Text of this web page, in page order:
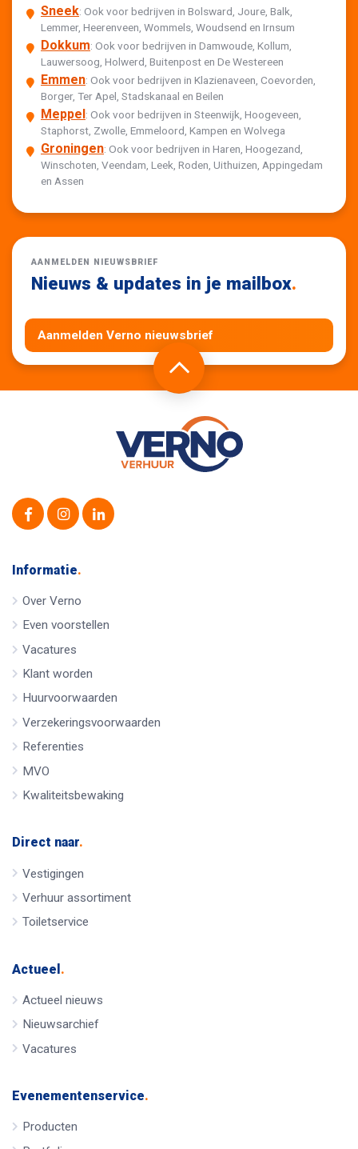
Sneek: Ook voor bedrijven in Bolsward, Joure, Balk,
Lemmer, Heerenveen, Wommels, Woudsend en Irnsum
Dokkum: Ook voor bedrijven in Damwoude, Kollum,
Lauwersoog, Holwerd, Buitenpost en De Westereen
Emmen: Ook voor bedrijven in Klazienaveen, Coevorden,
Borger, Ter Apel, Stadskanaal en Beilen
Meppel: Ook voor bedrijven in Steenwijk, Hoogeveen,
Staphorst, Zwolle, Emmeloord, Kampen en Wolvega
Groningen: Ook voor bedrijven in Haren, Hoogezand,
Winschoten, Veendam, Leek, Roden, Uithuizen, Appingedam
en Assen
AANMELDEN NIEUWSBRIEF
Nieuws & updates in je mailbox.
Aanmelden Verno nieuwsbrief
Informatie.
Over Verno
Even voorstellen
Vacatures
Klant worden
Huurvoorwaarden
Verzekeringsvoorwaarden
Referenties
MVO
Kwaliteitsbewaking
Direct naar.
Vestigingen
Verhuur assortiment
Toiletservice
Actueel .
Actueel nieuws
Nieuwsarchief
Vacatures
Evenementenservice.
Producten